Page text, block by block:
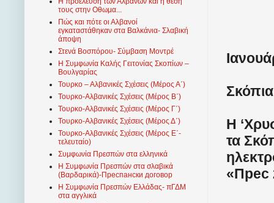
Η
τα
«Прес
τους στην Οθωμα...
Πώς και πότε οι Αλβανοί
εγκαταστάθηκαν στα Βαλκάνια- Σλαβική
άποψη
Στενά Βοσπόρου- Σύμβαση Μοντρέ
Η Συμφωνία Καλής Γειτονίας Σκοπίων –
Βουλγαρίας
Τουρκο – Αλβανικές Σχέσεις (Mέρος Α΄)
Τουρκο-Αλβανικές Σχέσεις (Μέρος Β΄)
Τουρκο-Αλβανικές Σχέσεις (Μέρος Γ΄)
Τουρκο-Αλβανικές Σχέσεις (Μέρος Δ΄)
Τουρκο-Αλβανικές Σχέσεις (Μέρος Ε΄-
τελευταίο)
Συμφωνία Πρεσπών στα ελληνικά
Η Συμφωνία Πρεσπών στα σλαβικά
(Βαρδαρικά)-Преспански договор
Η Συμφωνία Πρεσπών Ελλάδας- πΓΔΜ
στα αγγλικά